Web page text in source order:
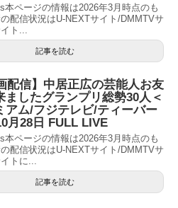
本ページの情報は2026年3月時点のも
配信状況はU-NEXTサイト/DMMTVサ
ト...
記事を読む
配信】中居正広の芸能人お友
ましたグランプリ総勢30人＜
アム/フジテレビ/ティーバー
月28日 FULL LIVE
本ページの情報は2026年3月時点のも
配信状況はU-NEXTサイト/DMMTVサ
トに...
記事を読む